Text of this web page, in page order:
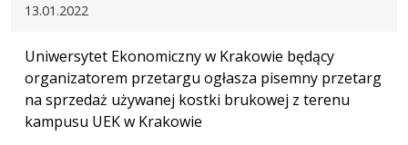
13.01.2022
Uniwersytet Ekonomiczny w Krakowie będący
organizatorem przetargu ogłasza pisemny przetarg
na sprzedaż używanej kostki brukowej z terenu
kampusu UEK w Krakowie